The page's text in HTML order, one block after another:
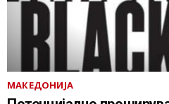
МАКЕДОНИЈА